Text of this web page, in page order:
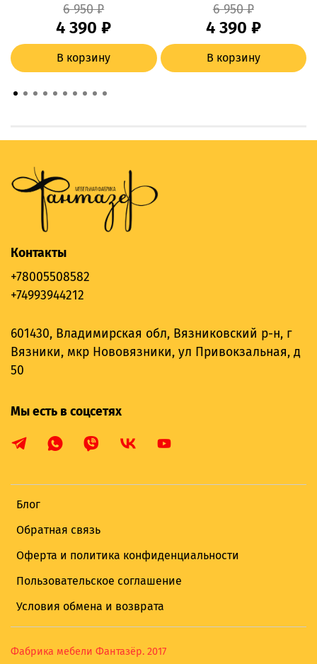
6 950 ₽
4 390 ₽
В корзину
6 950 ₽
4 390 ₽
В корзину
Блог
Обратная связь
Оферта и политика конфиденциальности
Пользовательское соглашение
Условия обмена и возврата
Контакты
+78005508582
+74993944212
601430, Владимирская обл, Вязниковский р-н, г
Вязники, мкр Нововязники, ул Привокзальная, д
50
Мы есть в соцсетях
Фабрика мебели Фантазёр. 2017